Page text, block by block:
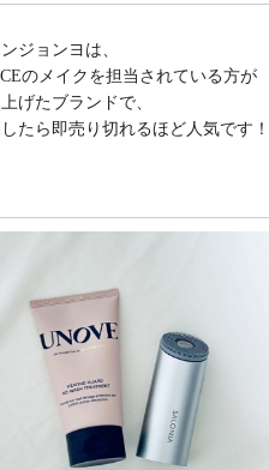
ジョンヨは、
のメイクを担当されている方が
げたブランドで、
たら即売り切れるほど人気です！